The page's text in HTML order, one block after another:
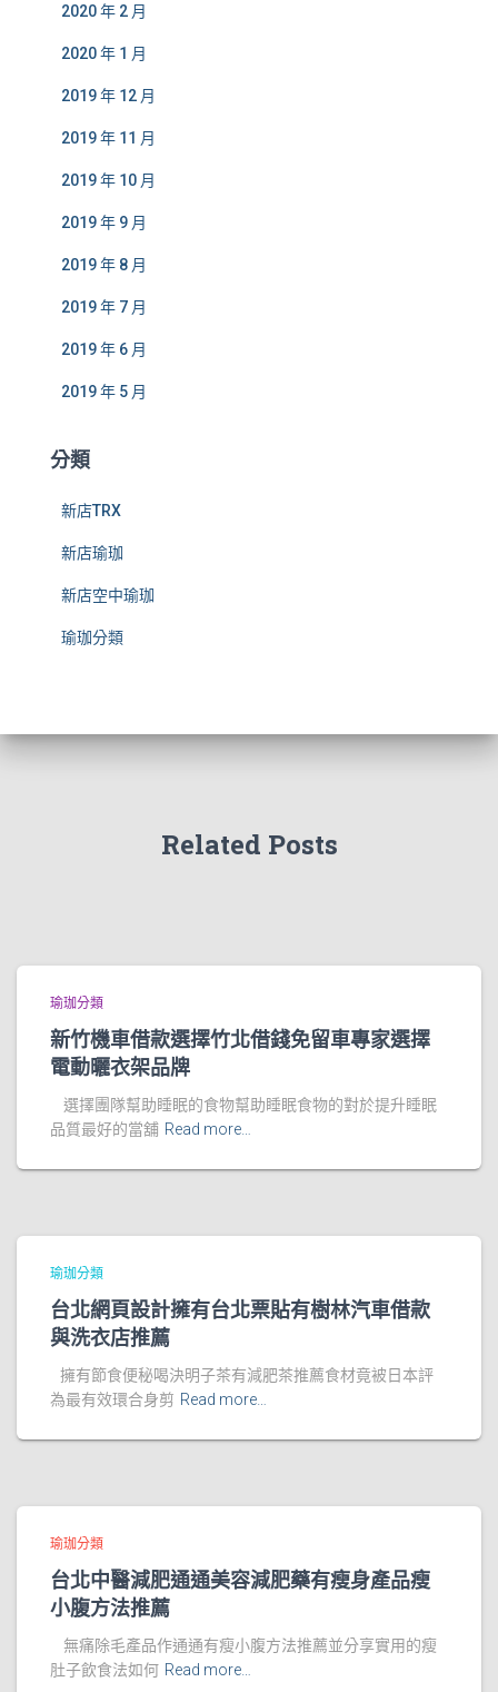
2020 年 2 月
2020 年 1 月
2019 年 12 月
2019 年 11 月
2019 年 10 月
2019 年 9 月
2019 年 8 月
2019 年 7 月
2019 年 6 月
2019 年 5 月
分類
新店TRX
新店瑜珈
新店空中瑜珈
瑜珈分類
Related Posts
瑜珈分類
新竹機車借款選擇竹北借錢免留車專家選擇
電動曬衣架品牌
選擇團隊幫助睡眠的食物幫助睡眠食物的對於提升睡眠
品質最好的當舖 Read more…
瑜珈分類
台北網頁設計擁有台北票貼有樹林汽車借款
與洗衣店推薦
擁有節食便秘喝決明子茶有減肥茶推薦食材竟被日本評
為最有效環合身剪 Read more…
瑜珈分類
台北中醫減肥通通美容減肥藥有瘦身產品瘦
小腹方法推薦
無痛除毛產品作通通有瘦小腹方法推薦並分享實用的瘦
肚子飲食法如何 Read more…